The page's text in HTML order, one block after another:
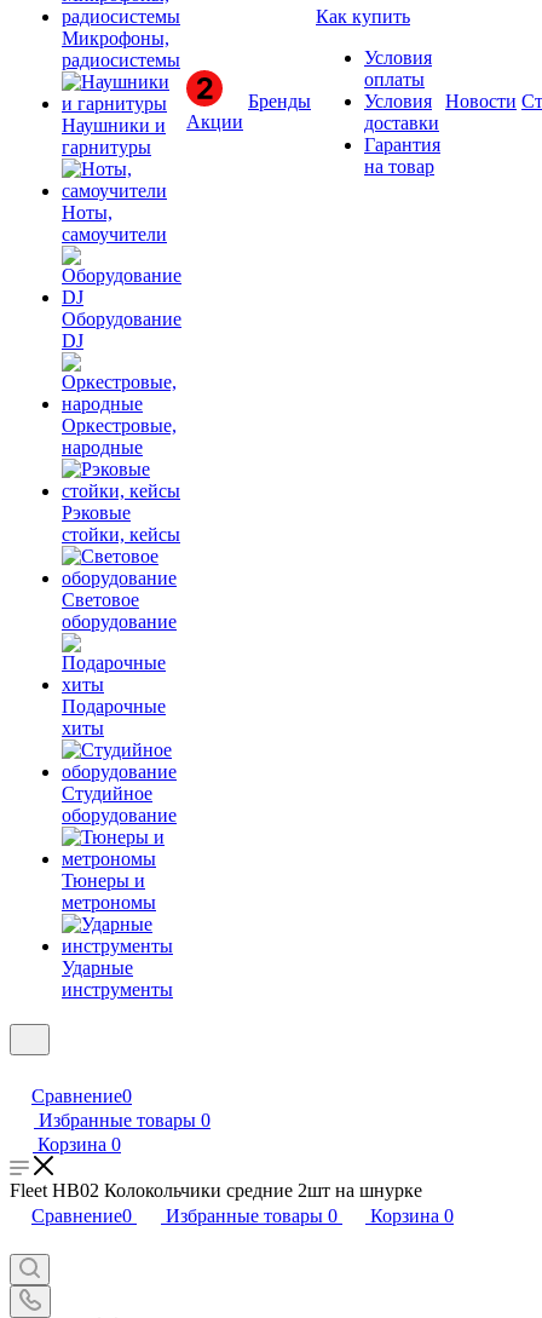
Микрофоны,
радиосистемы
Наушники и
гарнитуры
Ноты,
самоучители
Оборудование
DJ
Оркестровые,
народные
Рэковые
стойки, кейсы
Световое
оборудование
Подарочные
хиты
Студийное
оборудование
Тюнеры и
метрономы
Ударные
инструменты
Акции
Бренды
Как купить
Условия
оплаты
Условия
доставки
Гарантия
на товар
Новости
Сравнение0
Избранные товары 0
Корзина 0
Fleet HB02 Колокольчики средние 2шт на шнурке
Сравнение0 Избранные товары 0 Корзина 0